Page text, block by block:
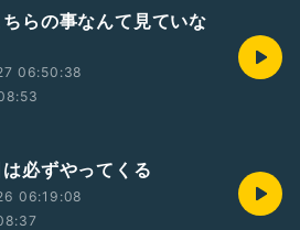
らの事なんて見ていな
06:50:38
必ずやってくる
06:19:08